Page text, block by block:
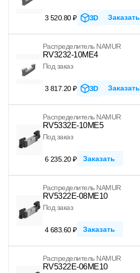
3 520.80 ₽ 3D Заказать
Распределитель NAMUR
RV3232-10ME4
Под заказ
3 817.20 ₽ 3D Заказать
Распределитель NAMUR
RV5332E-10ME5
Под заказ
6 235.20 ₽ Заказать
Распределитель NAMUR
RV5322E-08ME10
Под заказ
4 683.60 ₽ Заказать
Распределитель NAMUR
RV5322E-06ME10